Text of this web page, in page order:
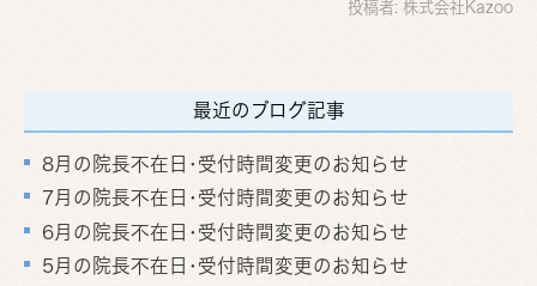
投稿者: 株式会社Kazoo
最近のブログ記事
8月の院長不在日･受付時間変更のお知らせ
7月の院長不在日･受付時間変更のお知らせ
6月の院長不在日･受付時間変更のお知らせ
5月の院長不在日･受付時間変更のお知らせ